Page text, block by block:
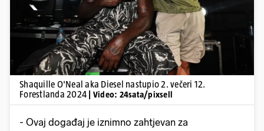
Shaquille O'Neal aka Diesel nastupio 2. večeri 12.
Forestlanda 2024
| Video: 24sata/pixsell
- Ovaj događaj je iznimno zahtjevan za